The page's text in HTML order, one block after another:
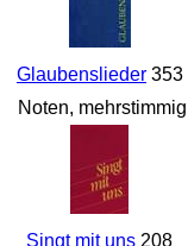
Glaubenslieder353
Noten, mehrstimmig
Singt mit uns 208